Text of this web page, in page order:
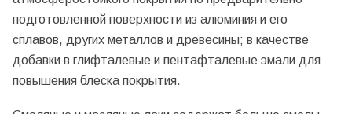
подготовленной поверхности из алюминия и его
сплавов, других металлов и древесины; в качестве
добавки в глифталевые и пентафталевые эмали для
повышения блеска покрытия.